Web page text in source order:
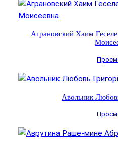
Аграновский Хаим
Авольник